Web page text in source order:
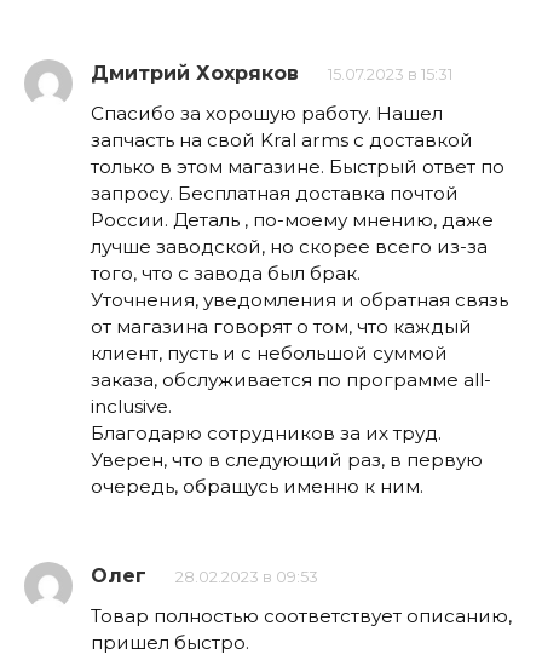
Дмитрий Хохряков 15.07.2023 в 15:31
Спасибо за хорошую работу. Нашел
запчасть на свой Kral arms с доставкой
только в этом магазине. Быстрый ответ по
запросу. Бесплатная доставка почтой
России. Деталь , по-моему мнению, даже
лучше заводской, но скорее всего из-за
того, что с завода был брак.
Уточнения, уведомления и обратная связь
от магазина говорят о том, что каждый
клиент, пусть и с небольшой суммой
заказа, обслуживается по программе all-
inclusive.
Благодарю сотрудников за их труд.
Уверен, что в следующий раз, в первую
очередь, обращусь именно к ним.
Олег 28.02.2023 в 09:53
Товар полностью соответствует описанию,
пришел быстро.